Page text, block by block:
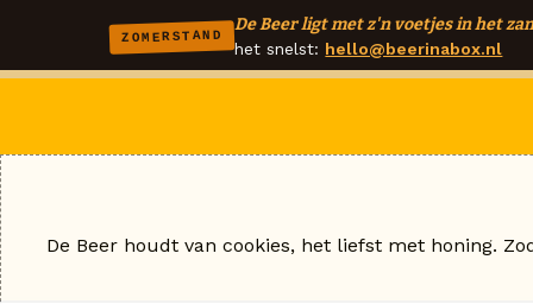
ZOMERSTAND
De Beer ligt met z'n voetjes in het
het snelst: hello@beerinabox.nl
De Beer houdt van cookies, het liefst met honing.